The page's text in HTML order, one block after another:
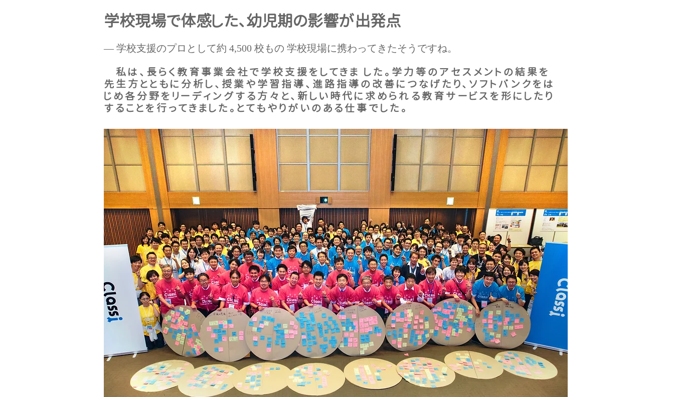
学校現場で体感した、幼児期の影響が出発点
― 学校支援のプロとして約 4,500 校もの 学校現場に携わってきたそうですね。
私は、長らく教育事業会社で学校支援をしてきま した。学力等のアセスメントの結果を
先生方とともに分析し、授業や学習指導、進路指導の改善につなげたり、ソフトバンクをは
じめ各分野をリーディングする方々と、新しい時代に求められる教育サービスを形にしたり
することを行ってきました。とてもやりがいのある仕事でした。